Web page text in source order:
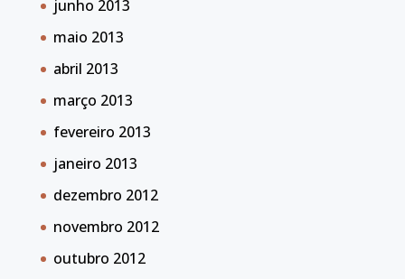
junho 2013
maio 2013
abril 2013
março 2013
fevereiro 2013
janeiro 2013
dezembro 2012
novembro 2012
outubro 2012